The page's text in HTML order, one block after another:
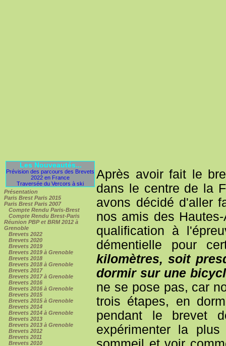
Les Nouveautés...
Prévision des parcours des Brevets
2022 en France
Traversée du Vercors à ski
Présentation
Paris Brest Paris 2015
Paris Brest Paris 2007
Compte Rendu Paris-Brest
Compte Rendu Brest-Paris
Réunion PBP et BRM 2012 à
Grenoble
Brevets 2022
Brevets 2020
Brevets 2019
Brevets 2019 à Grenoble
Brevets 2018
Brevets 2018 à Grenoble
Brevets 2017
Brevets 2017 à Grenoble
Brevets 2016
Brevets 2016 à Grenoble
Brevets 2015
Brevets 2015 à Grenoble
Brevets 2014
Brevets 2014 à Grenoble
Brevets 2013
Brevets 2013 à Grenoble
Brevets 2012
Brevets 2011
Brevets 2010
Après avoir fait le
dans le centre de la
avons décidé d'aller
nos amis des
qualification à
démentielle pour
kilomètres, soit
dormir sur une
ne se pose pas, car
trois étapes, en
pendant le brevet
expérimenter la